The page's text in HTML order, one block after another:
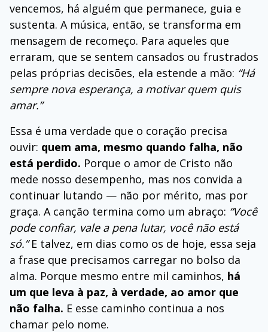
vencemos, há alguém que permanece, guia e
sustenta. A música, então, se transforma em
mensagem de recomeço. Para aqueles que
erraram, que se sentem cansados ou frustrados
pelas próprias decisões, ela estende a mão: “Há
sempre nova esperança, a motivar quem quis
amar.”
Essa é uma verdade que o coração precisa
ouvir: quem ama, mesmo quando falha, não
está perdido. Porque o amor de Cristo não
mede nosso desempenho, mas nos convida a
continuar lutando — não por mérito, mas por
graça. A canção termina como um abraço: “Você
pode confiar, vale a pena lutar, você não está
só.”E talvez, em dias como os de hoje, essa seja
a frase que precisamos carregar no bolso da
alma. Porque mesmo entre mil caminhos, há
um que leva à paz, à verdade, ao amor que
não falha. E esse caminho continua a nos
chamar pelo nome.